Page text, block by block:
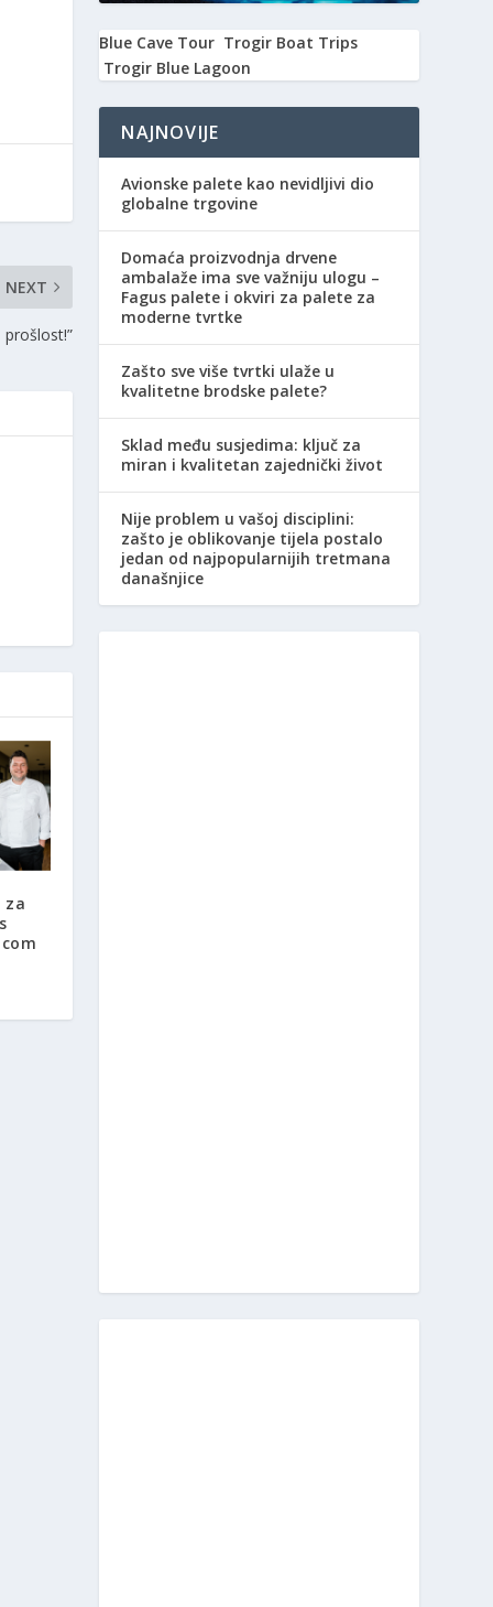
NEXT
prošlost!”
za
Blue Cave Tour Trogir Boat Trips
Trogir Blue Lagoon
NAJNOVIJE
Avionske palete kao nevidljivi dio
globalne trgovine
Domaća proizvodnja drvene
ambalaže ima sve važniju ulogu –
Fagus palete i okviri za palete za
moderne tvrtke
Zašto sve više tvrtki ulaže u
kvalitetne brodske palete?
Sklad među susjedima: ključ za
miran i kvalitetan zajednički život
Nije problem u vašoj disciplini:
zašto je oblikovanje tijela postalo
jedan od najpopularnijih tretmana
današnjice